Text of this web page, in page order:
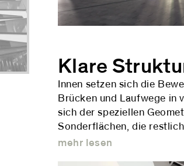
Klare
Innen setzen sich die
Brücken und Laufwege in
sich der speziellen
Sonderflächen, die
mehr lesen